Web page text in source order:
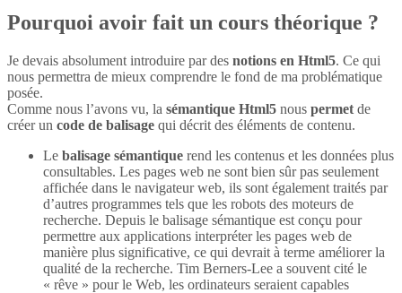
Pourquoi avoir fait un cours théorique ?
Je devais absolument introduire par des notions en Html5. Ce qui
nous permettra de mieux comprendre le fond de ma problématique
posée.
Comme nous l’avons vu, la sémantique Html5 nous permet de
créer un code de balisage qui décrit des éléments de contenu.
Le balisage sémantique rend les contenus et les données plus
consultables. Les pages web ne sont bien sûr pas seulement
affichée dans le navigateur web, ils sont également traités par
d’autres programmes tels que les robots des moteurs de
recherche. Depuis le balisage sémantique est conçu pour
permettre aux applications interpréter les pages web de
manière plus significative, ce qui devrait à terme améliorer la
qualité de la recherche. Tim Berners-Lee a souvent cité le
« rêve » pour le Web, les ordinateurs seraient capables